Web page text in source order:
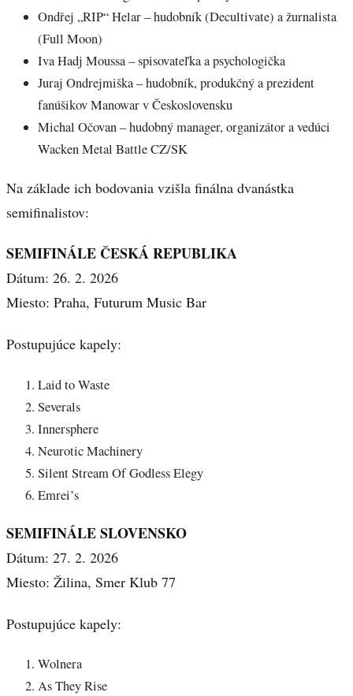
Ondřej „RIP“ Helar – hudobník (Decultivate) a žurnalista
(Full Moon)
Iva Hadj Moussa – spisovateľka a psychologička
Juraj Ondrejmiška – hudobník, produkčný a prezident
fanúšikov Manowar v Československu
Michal Očovan – hudobný manager, organizátor a vedúci
Wacken Metal Battle CZ/SK
Na základe ich bodovania vzišla finálna dvanástka
semifinalistov:
SEMIFINÁLE ČESKÁ REPUBLIKA
Dátum: 26. 2. 2026
Miesto: Praha, Futurum Music Bar
Postupujúce kapely:
Laid to Waste
Severals
Innersphere
Neurotic Machinery
Silent Stream Of Godless Elegy
Emrei’s
SEMIFINÁLE SLOVENSKO
Dátum: 27. 2. 2026
Miesto: Žilina, Smer Klub 77
Postupujúce kapely:
Wolnera
As They Rise